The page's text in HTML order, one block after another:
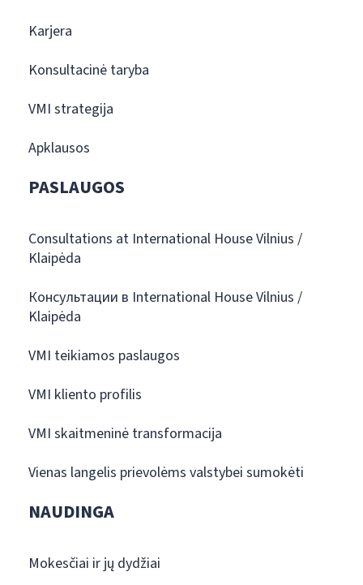
Karjera
Konsultacinė taryba
VMI strategija
Apklausos
PASLAUGOS
Consultations at International House Vilnius /
Klaipėda
Консультации в International House Vilnius /
Klaipėda
VMI teikiamos paslaugos
VMI kliento profilis
VMI skaitmeninė transformacija
Vienas langelis prievolėms valstybei sumokėti
NAUDINGA
Mokesčiai ir jų dydžiai